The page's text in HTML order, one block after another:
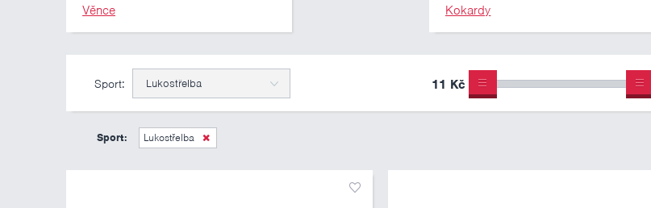
Věnce Kokardy
Sport: Lukostřelba 11 Kč
Sport: Lukostřelba